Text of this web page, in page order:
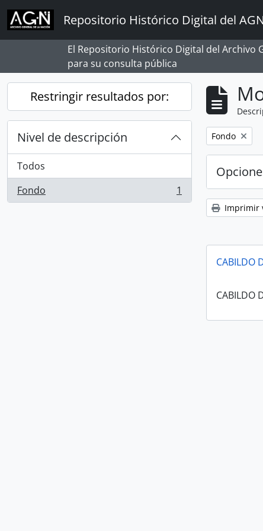
Skip to main content
Repositorio Histórico Digital del
El Repositorio Histórico Digital del Archivo
para su consulta pública
Restringir resultados por:
Nivel de descripción
Todos
Fondo
, 1 resultados 1
Remove filter:
Fondo
Imprimir
CABILDO
CABILDO